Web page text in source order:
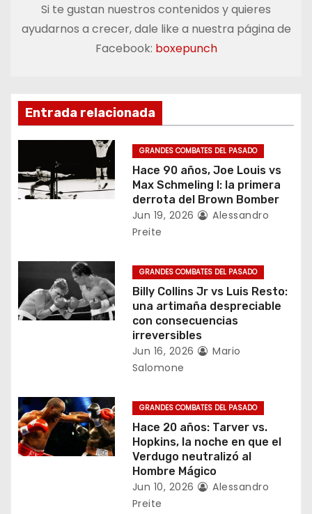
e
c
i
ó
n
e
e
n
a
d
Si te gustan nuestros contenidos y quieres
ayudarnos a crecer, dale like a nuestra página de
Facebook: boxepunch
Entrada relacionada
GRANDES COMBATES DEL PASADO
Hace 90 años, Joe Louis vs
Max Schmeling I: la primera
derrota del Brown Bomber
Jun 19, 2026
Alessandro
Preite
GRANDES COMBATES DEL PASADO
Billy Collins Jr vs Luis Resto:
una artimaña despreciable
con consecuencias
irreversibles
Jun 16, 2026
Mario
Salomone
GRANDES COMBATES DEL PASADO
Hace 20 años: Tarver vs.
Hopkins, la noche en que el
Verdugo neutralizó al
Hombre Mágico
Jun 10, 2026
Alessandro
Preite